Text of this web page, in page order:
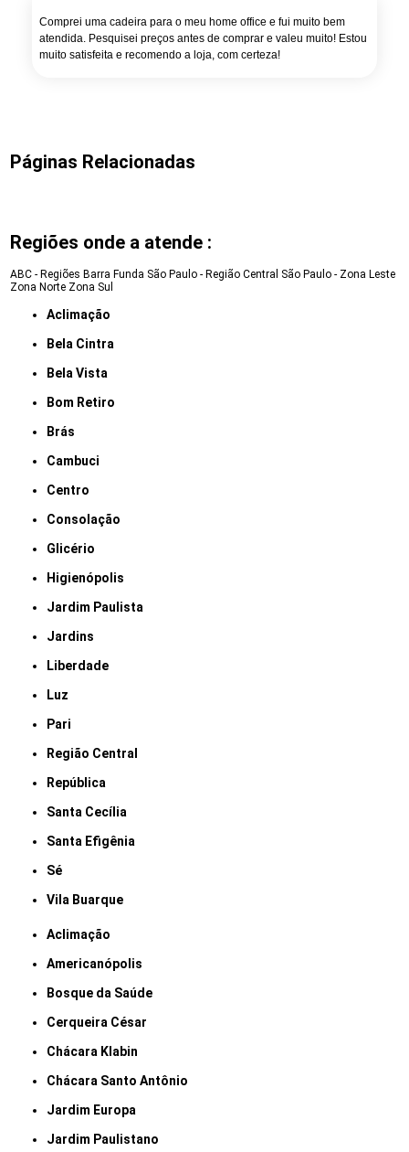
Comprei uma cadeira para o meu home office e fui muito bem
atendida. Pesquisei preços antes de comprar e valeu muito! Estou
muito satisfeita e recomendo a loja, com certeza!
Páginas Relacionadas
Regiões onde a atende :
ABC - Regiões Barra Funda São Paulo - Região Central São Paulo - Zona Leste
Zona Norte Zona Sul
Aclimação
Bela Cintra
Bela Vista
Bom Retiro
Brás
Cambuci
Centro
Consolação
Glicério
Higienópolis
Jardim Paulista
Jardins
Liberdade
Luz
Pari
Região Central
República
Santa Cecília
Santa Efigênia
Sé
Vila Buarque
Aclimação
Americanópolis
Bosque da Saúde
Cerqueira César
Chácara Klabin
Chácara Santo Antônio
Jardim Europa
Jardim Paulistano